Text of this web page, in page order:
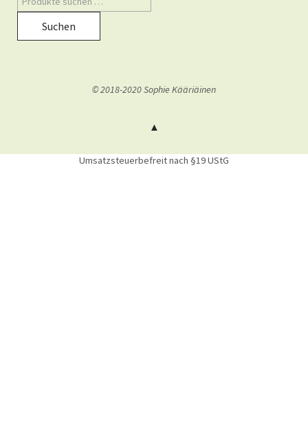
Suchen
© 2018-2020 Sophie Kääriäinen
Umsatzsteuerbefreit nach §19 UStG